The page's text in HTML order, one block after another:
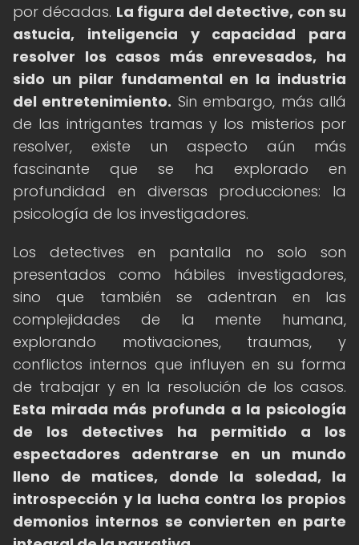
por décadas. La figura del detective, con su
astucia, inteligencia y capacidad para
resolver los casos más enrevesados, ha
sido un pilar fundamental en la industria
del entretenimiento. Sin embargo, más allá
de las intrigantes tramas y los misterios por
resolver, existe un aspecto aún más
fascinante que se ha explorado en
profundidad en diversas producciones: la
psicología de los investigadores.
Los detectives en pantalla no solo son
presentados como hábiles investigadores,
sino que también se adentran en las
complejidades de la mente humana,
explorando motivaciones, traumas, y
conflictos internos que influyen en su forma
de trabajar y en la resolución de los casos.
Esta mirada más profunda a la psicología
de los detectives ha permitido a los
espectadores adentrarse en un mundo
lleno de matices, donde la soledad, la
introspección y la lucha contra los propios
demonios internos se convierten en parte